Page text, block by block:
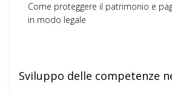
Come proteggere il patrimonio e
in modo legale
Sviluppo delle competenze